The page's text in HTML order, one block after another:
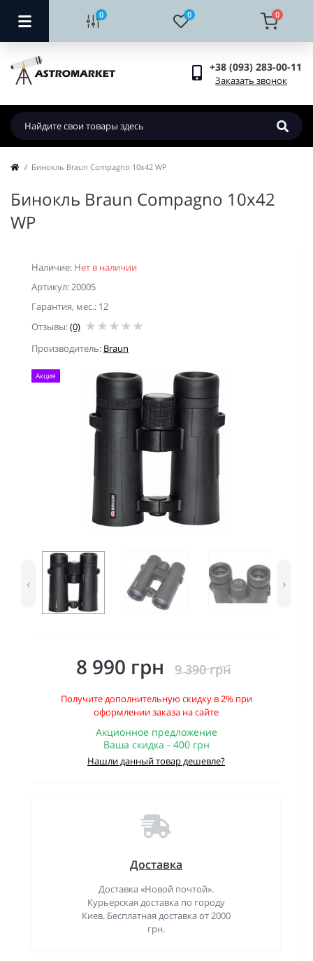
0 0 0
+38 (093) 283-00-11
Заказать звонок
Бинокль Braun Compagno 10х42 WP
Бинокль Braun Compagno 10х42
WP
Наличие: Нет в наличии
Артикул: 20005
Гарантия, мес.: 12
Отзывы:(0)
Производитель: Braun
Акция
‹ ›
8 990 грн 9 390 грн
Получите дополнительную скидку в 2% при
оформлении заказа на сайте
Акционное предложение
Ваша скидка - 400 грн
Нашли данный товар дешевле?
Доставка
Доставка «Новой почтой».
Курьерская доставка по городу
Киев. Бесплатная доставка от 2000
грн.